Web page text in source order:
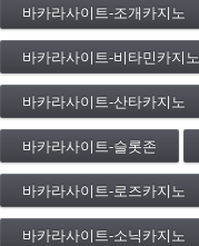
바카라사이트-조개카지노
바카라사이트-비타민카지노
바카라사이트-산타카지노
바카라사이트-슬롯존
바카라사이트-로즈카지노
바카라사이트-소닉카지노